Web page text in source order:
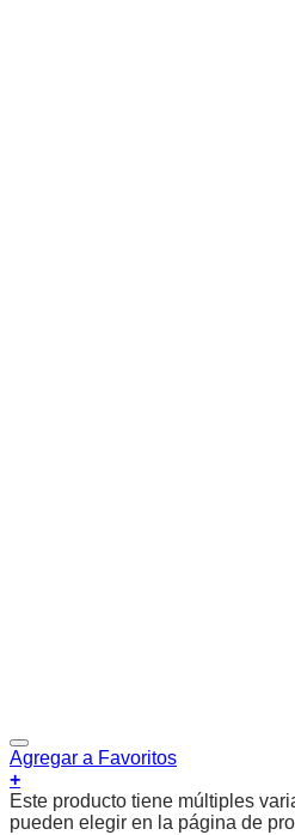
Agregar a Favoritos
+
Este producto tiene múltiples
pueden elegir en la página de